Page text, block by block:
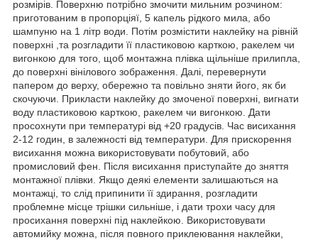
розмірів. Поверхню потрібно змочити мильним розчином:
приготованим в пропорціяї, 5 капель рідкого мила, або
шампуню на 1 літр води. Потім розмістити наклейку на рівній
поверхні ,та розгладити її пластиковою карткою, ракелем чи
вигонкою для того, щоб монтажна плівка щільніше прилипла,
до поверхні вінілового зображення. Далі, перевернути
папером до верху, обережно та повільно зняти його, як би
скочуючи. Прикласти наклейку до змоченої поверхні, вигнати
воду пластиковою карткою, ракелем чи вигонкою. Дати
просохнути при температурі від +20 градусів. Час висихання
2-12 годин, в залежності від температури. Для прискорення
висихання можна використовувати побутовий, або
промисловий фен. Після висихання приступайте до зняття
монтажної плівки. Якщо деякі елементи залишаються на
монтажці, то слід припинити її здирання, розгладити
проблемне місце трішки сильніше, і дати трохи часу для
просихання поверхні під наклейкою. Використовувати
автомийку можна, після повного приклеювання наклейки,